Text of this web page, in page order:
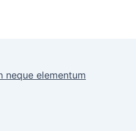
neque elementum